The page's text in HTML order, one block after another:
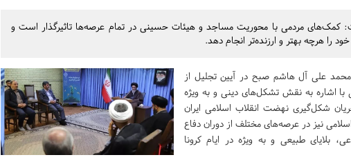
کمک‌های مردمی با محوریت مساجد و هیئات حسینی در تمام عرصه‌ها تاثیرگذار است و
را هرچه بهتر و ارزنده‌تر انجام دهد.
علی آل هاشم صبح در آیین تجلیل از
با اشاره به نقش تشکل‌های دینی و به ویژه
شکل‌گیری نهضت انقلاب اسلامی ایران
نیز در عرصه‌های مختلف از دوران دفاع
بلایای طبیعی و به ویژه در ایام کرونا